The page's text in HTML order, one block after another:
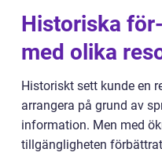
Historiska
med olika
Historiskt sett kunde en
arrangera på grund av
information. Men med
tillgängligheten